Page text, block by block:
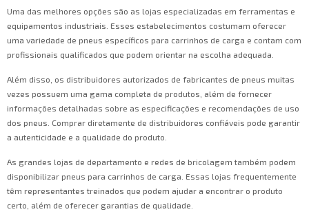
Uma das melhores opções são as lojas especializadas em ferramentas e
equipamentos industriais. Esses estabelecimentos costumam oferecer
uma variedade de pneus específicos para carrinhos de carga e contam com
profissionais qualificados que podem orientar na escolha adequada.
Além disso, os distribuidores autorizados de fabricantes de pneus muitas
vezes possuem uma gama completa de produtos, além de fornecer
informações detalhadas sobre as especificações e recomendações de uso
dos pneus. Comprar diretamente de distribuidores confiáveis pode garantir
a autenticidade e a qualidade do produto.
As grandes lojas de departamento e redes de bricolagem também podem
disponibilizar pneus para carrinhos de carga. Essas lojas frequentemente
têm representantes treinados que podem ajudar a encontrar o produto
certo, além de oferecer garantias de qualidade.